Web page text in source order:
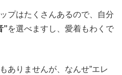
プはたくさんあるので、自分
”を選べますし、愛着もわくで
ありませんが、なんせ”エレ